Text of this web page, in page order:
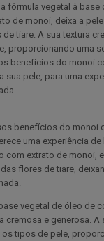
fórmula vegetal à base
de monoi, deixa a
tiare. A sua textura
proporcionando uma
benefícios do monoi
sua pele, para uma
benefícios do monoi
uma experiência de
com extrato de monoi,
flores de tiare,
vegetal de óleo de
cremosa e generosa. A
tipos de pele,